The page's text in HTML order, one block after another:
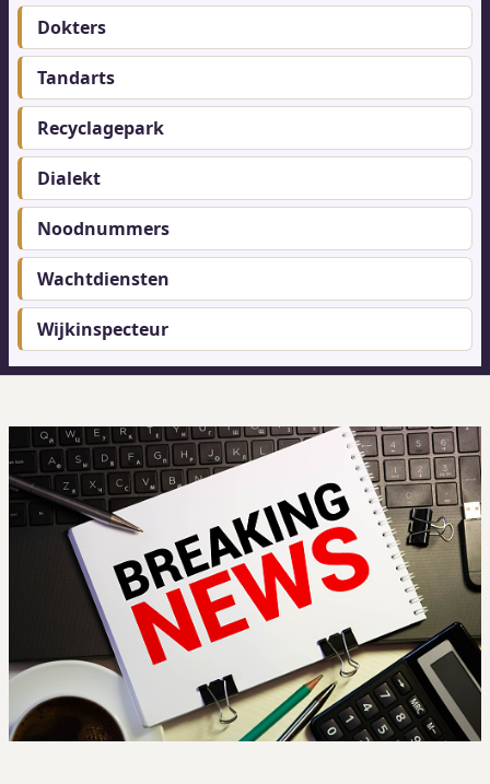
menu
Dokters
Tandarts
Recyclagepark
Dialekt
Noodnummers
Wachtdiensten
Wijkinspecteur